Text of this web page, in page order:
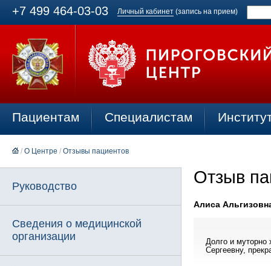
+7 499 464-03-03 Личный кабинет (запись на прием)
Пациентам Специалистам
/ О Центре / Отзывы пациентов
Руководство
Сведения о медицинской
организации
Отзыв
Алиса
Долго и муторно
Сергеевну,